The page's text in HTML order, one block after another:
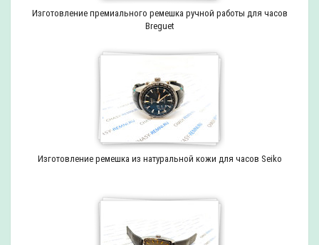
Изготовление премиального ремешка ручной работы для часов
Breguet
Изготовление ремешка из натуральной кожи для часов Seiko